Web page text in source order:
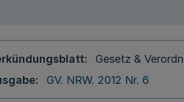
Gesetz &
GV. NRW. 2012 Nr. 6